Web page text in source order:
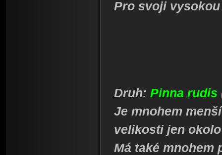
Pro svoji
Druh: Pinna rudis
Je mnohem
velikosti jen
Má také mnohem